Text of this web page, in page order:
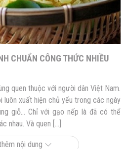
CHUẨN CÔNG THỨC NHIỀU
quen thuộc với người dân Việt Nam.
luôn xuất hiện chủ yếu trong các ngày
giỗ… Chỉ với gạo nếp là đã có thể
nhau. Và quen […]
nội dung